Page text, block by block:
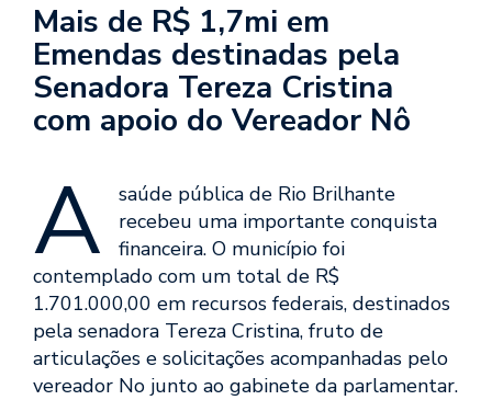
Mais de R$ 1,7mi em
Emendas destinadas pela
Senadora Tereza Cristina
com apoio do Vereador Nô
A
saúde pública de Rio Brilhante
recebeu uma importante conquista
financeira. O município foi
contemplado com um total de R$
1.701.000,00 em recursos federais, destinados
pela senadora Tereza Cristina, fruto de
articulações e solicitações acompanhadas pelo
vereador No junto ao gabinete da parlamentar.